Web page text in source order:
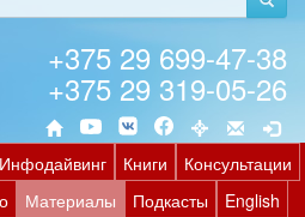
+375 29 699-47-38
+375 29 319-05-26
Инфодайвинг Книги
Консультации
Материалы Подкасты
English